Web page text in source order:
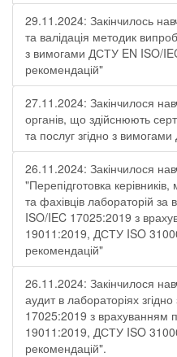
29.11.2024: Закінчилось
та валідація методик
з вимогами ДСТУ EN ISO/
рекомендацій"
27.11.2024: Закінчилося
органів, що здійснюють
та послуг згідно з
26.11.2024: Закінчилося
"Перепідготовка
та фахівців лабораторій
ISO/IEC 17025:2019 з
19011:2019, ДСТУ ISO
рекомендацій"
26.11.2024: Закінчилося
аудит в лабораторіях
17025:2019 з врахуванням
19011:2019, ДСТУ ISO
рекомендацій".